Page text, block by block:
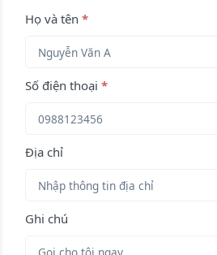
Họ và tên *
Số điện thoại *
Địa chỉ
Ghi chú